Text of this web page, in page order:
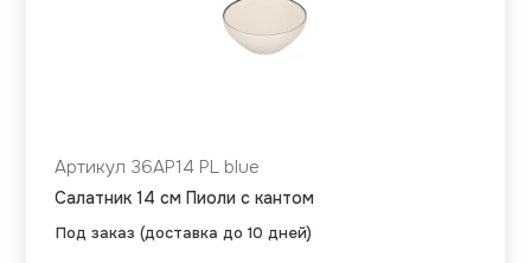
Под заказ (доставка до 10 дней)
Артикул 36AP14 PL blue
Салатник 14 см Пиоли с кантом